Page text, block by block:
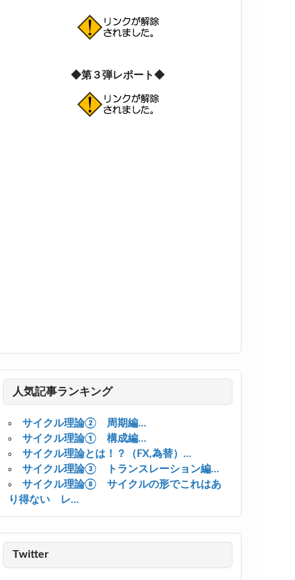
◆第３弾レポート◆
人気記事ランキング
サイクル理論② 周期編...
サイクル理論① 構成編...
サイクル理論とは！？（FX,為替）...
サイクル理論③ トランスレーション編...
サイクル理論⑧ サイクルの形でこれはあ
り得ない レ...
Twitter